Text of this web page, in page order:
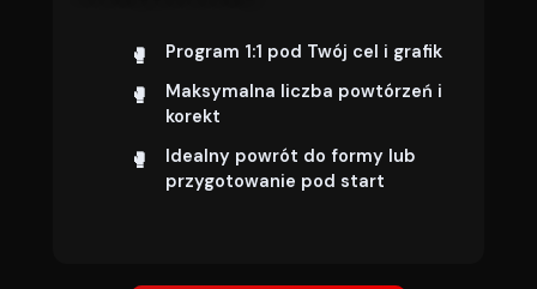
Program 1:1 pod Twój cel i grafik
Maksymalna liczba powtórzeń i
korekt
Idealny powrót do formy lub
przygotowanie pod start